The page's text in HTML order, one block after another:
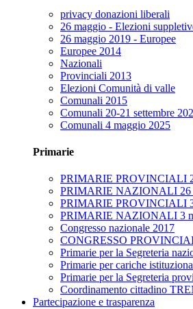
privacy donazioni liberali
26 maggio - Elezioni
26 maggio 2019 - Europee
Europee 2014
Nazionali
Provinciali 2013
Elezioni Comunità di valle
Comunali 2015
Comunali 20-21 settembre
Comunali 4 maggio 2025
Primarie
PRIMARIE PROVINCIALI
PRIMARIE NAZIONALI 26
PRIMARIE PROVINCIALI
PRIMARIE NAZIONALI 3
Congresso nazionale 2017
CONGRESSO
Primarie per la Segreteria
Primarie per cariche
Primarie per la Segreteria
Coordinamento cittadino
Partecipazione e trasparenza